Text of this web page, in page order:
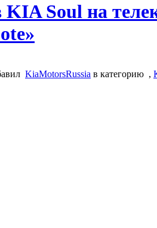
KIA Soul на
KiaMotorsRussia в категорию ,